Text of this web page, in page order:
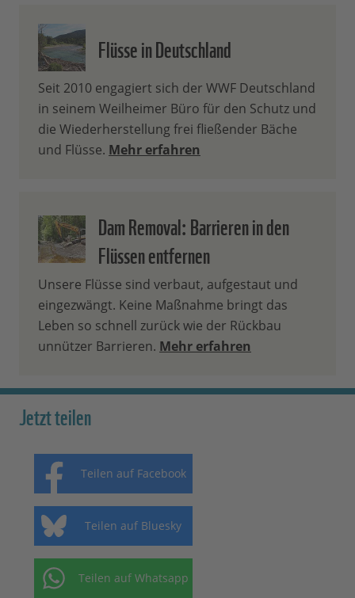
Flüsse in Deutschland
Seit 2010 engagiert sich der WWF Deutschland
in seinem Weilheimer Büro für den Schutz und
die Wiederherstellung frei fließender Bäche
und Flüsse. Mehr erfahren
Dam Removal: Barrieren in den
Flüssen entfernen
Unsere Flüsse sind verbaut, aufgestaut und
eingezwängt. Keine Maßnahme bringt das
Leben so schnell zurück wie der Rückbau
unnützer Barrieren. Mehr erfahren
Jetzt teilen
Teilen auf Facebook
Teilen auf Bluesky
Teilen auf Whatsapp